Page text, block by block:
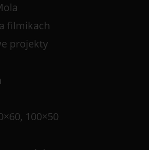
filmikach
projekty
100×50